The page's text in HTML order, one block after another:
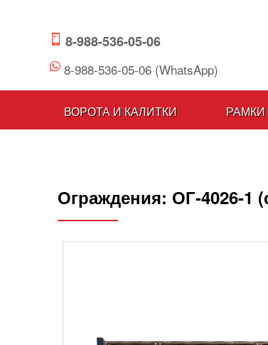
8-988-536-05-06
8-988-536-05-06 (WhatsApp)
ВОРОТА И КАЛИТКИ
Ограждения: ОГ-4026-1